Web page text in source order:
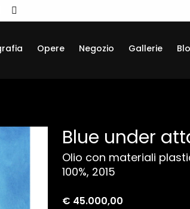
Opere Negozio Gallerie
Blue under
Olio con materiali
100%, 2015
€ 45.000,00